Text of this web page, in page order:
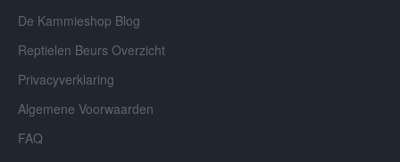
De Kammieshop Blog
Reptielen Beurs Overzicht
Privacyverklaring
Algemene Voorwaarden
FAQ